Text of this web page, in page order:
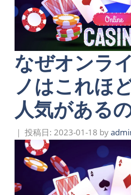
なぜオンラ
ノはこれほ
人気がある
2023-01-18 by